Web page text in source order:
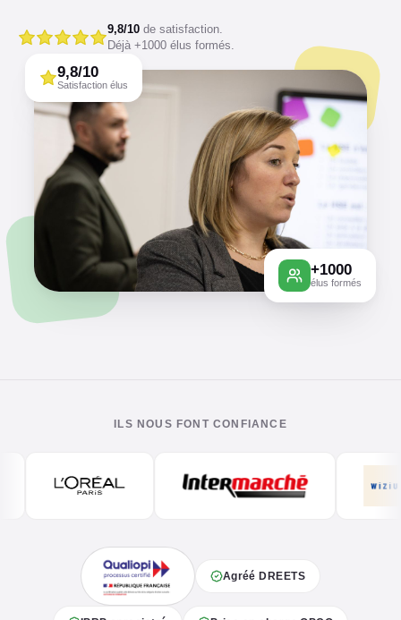
9,8/10 de satisfaction.
Déjà +1000 élus formés.
9,8/10
Satisfaction élus
+1000
élus formés
ILS NOUS FONT CONFIANCE
Agréé DREETS